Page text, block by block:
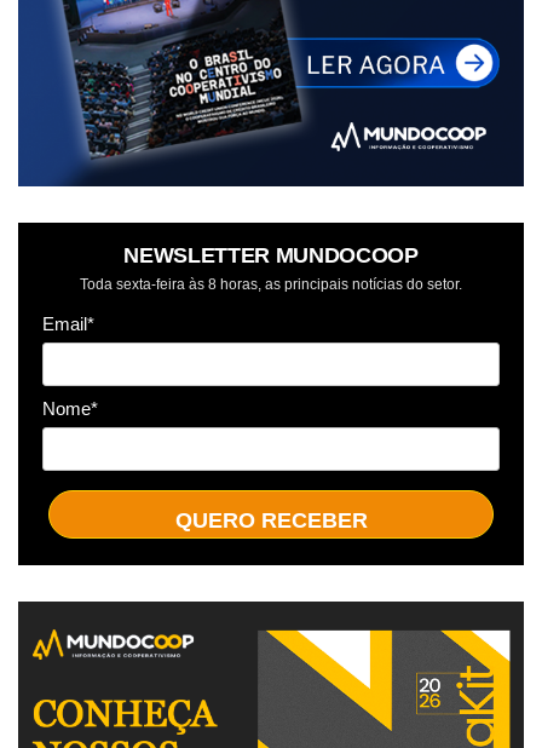
NEWSLETTER MUNDOCOOP
Toda sexta-feira às 8 horas, as principais notícias do setor.
Email*
Nome*
QUERO RECEBER